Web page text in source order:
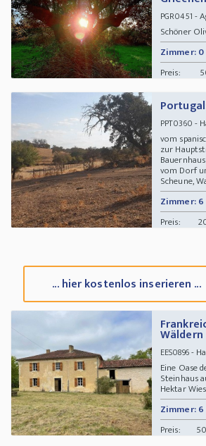
PGR0451 -
Schöner
Zimmer: 0
Preis:
PPT0360 -
vom
zur
vom Dorf
Scheune,
Zimmer: 6
Preis:
... hier kostenlos inserieren ...
Wäldern
EES0896-
Eine Oase
Steinhaus
Hektar
Zimmer: 6
Preis: